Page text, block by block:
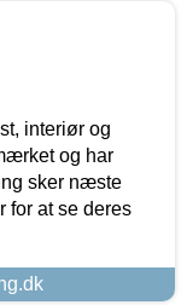
interiør og
og har
sker næste
for at se deres